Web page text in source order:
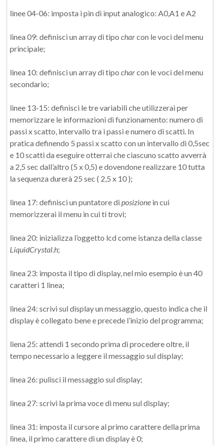
linee 04-06: imposta i pin di input analogico: A0,A1 e A2
linea 09: definisci un array di tipo charcon le voci del menu
principale;
linea 10: definisci un array di tipo charcon le voci del menu
secondario;
linee 13-15: definisci le tre variabili che utilizzerai per
memorizzare le informazioni di funzionamento: numero di
passi x scatto, intervallo tra i passi e numero di scatti. In
pratica definendo 5 passi x scatto con un intervallo di 0,5sec
e 10 scatti da eseguire otterrai che ciascuno scatto avverrà
a 2,5 sec dall’altro (5 x 0,5) e dovendone realizzare 10 tutta
la sequenza durerà 25 sec ( 2,5 x 10 );
linea 17: definisci un puntatore di posizione in cui
memorizzerai il menu in cui ti trovi;
linea 20: inizializza l’oggetto lcd come istanza della classe
LiquidCrystal.h;
linea 23: imposta il tipo di display, nel mio esempio è un 40
caratteri 1 linea;
linea 24: scrivi sul display un messaggio, questo indica che il
display è collegato bene e precede l’inizio del programma;
liena 25: attendi 1 secondo prima di procedere oltre, il
tempo necessario a leggere il messaggio sul display;
linea 26: pulisci il messaggio sul display;
linea 27: scrivi la prima voce di menu sul display;
linea 31: imposta il cursore al primo carattere della prima
linea, il primo carattere di un display è 0;